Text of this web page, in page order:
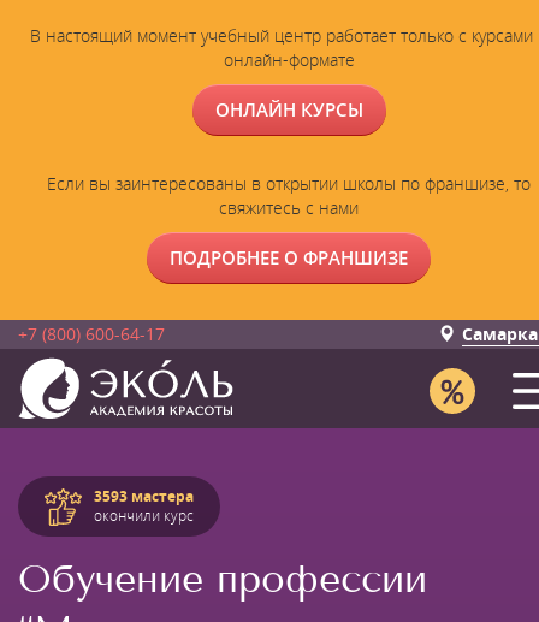
В настоящий момент учебный центр работает только с курсами
онлайн-формате
ОНЛАЙН КУРСЫ
Если вы заинтересованы в открытии школы по франшизе, то
свяжитесь с нами
ПОДРОБНЕЕ О ФРАНШИЗЕ
+7 (800) 600-64-17
3593 мастера
окончили курс
Обучение профессии